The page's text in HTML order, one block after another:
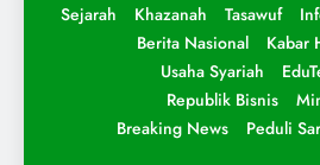
Sejarah Khazanah Tasawuf
Berita Nasional
Kabar
Usaha Syariah
Republik Bisnis
Breaking News
Peduli